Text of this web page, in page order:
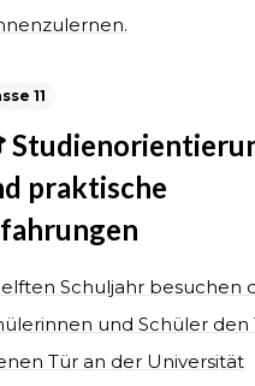
11
praktische
Schuljahr besuchen
und Schüler den
Tür an der Universität